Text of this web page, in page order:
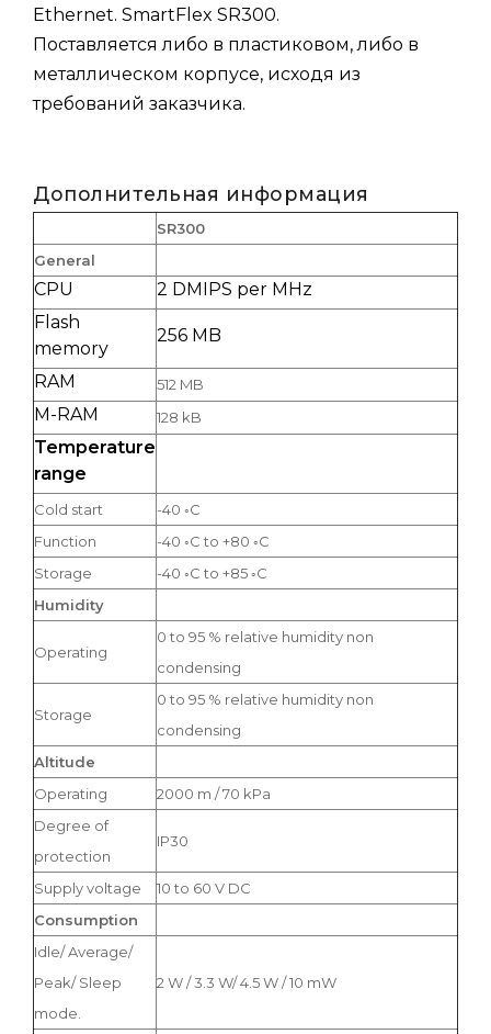
Ethernet. SmartFlex SR300.
Поставляется либо в пластиковом, либо в
металлическом корпусе, исходя из
требований заказчика.
Дополнительная информация
SR300
General
CPU
2 DMIPS per MHz
Flash
memory
256 MB
RAM 512 MB
M-RAM 128 kB
Temperature
range
Cold start
-40 ◦C
Function
-40 ◦C to +80 ◦C
Storage
-40 ◦C to +85 ◦C
Humidity
Operating
0 to 95 % relative humidity non
condensing
Storage
0 to 95 % relative humidity non
condensing
Altitude
Operating
2000 m / 70 kPa
Degree of
protection
IP30
Supply voltage
10 to 60 V DC
Consumption
Idle/ Average/
Peak/ Sleep
mode.
2 W / 3.3 W/ 4.5 W / 10 mW